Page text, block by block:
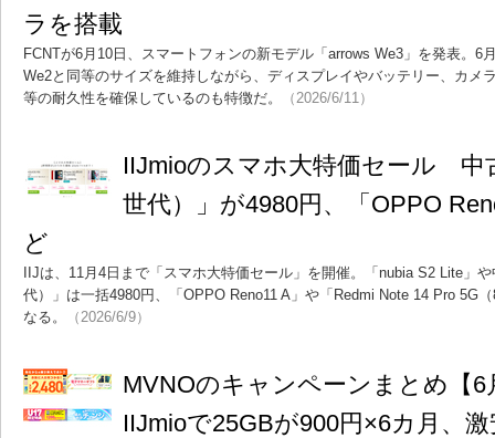
ラを搭載
FCNTが6月10日、スマートフォンの新モデル「arrows We3」を発表。6
We2と同等のサイズを維持しながら、ディスプレイやバッテリー、カメ
等の耐久性を確保しているのも特徴だ。
（2026/6/11）
IIJmioのスマホ大特価セール 中
世代）」が4980円、「OPPO
ど
IIJは、11月4日まで「スマホ大特価セール」を開催。「nubia S2 Lite」
代）」は一括4980円、「OPPO Reno11 A」や「Redmi Note 14 Pro 5G
なる。
（2026/6/9）
MVNOのキャンペーンまとめ【
IIJmioで25GBが900円×6カ月、